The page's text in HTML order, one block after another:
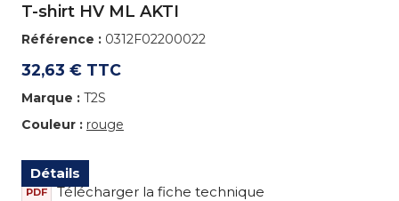
T-shirt HV ML AKTI
Référence :0312F02200022
32,63 € TTC
Marque : T2S
Couleur : rouge
Détails
PDF Télécharger la fiche technique